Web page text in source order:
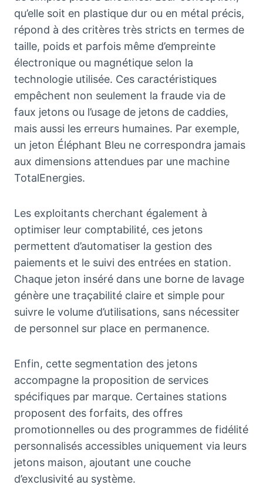
qu’elle soit en plastique dur ou en métal précis,
répond à des critères très stricts en termes de
taille, poids et parfois même d’empreinte
électronique ou magnétique selon la
technologie utilisée. Ces caractéristiques
empêchent non seulement la fraude via de
faux jetons ou l’usage de jetons de caddies,
mais aussi les erreurs humaines. Par exemple,
un jeton Éléphant Bleu ne correspondra jamais
aux dimensions attendues par une machine
TotalEnergies.
Les exploitants cherchant également à
optimiser leur comptabilité, ces jetons
permettent d’automatiser la gestion des
paiements et le suivi des entrées en station.
Chaque jeton inséré dans une borne de lavage
génère une traçabilité claire et simple pour
suivre le volume d’utilisations, sans nécessiter
de personnel sur place en permanence.
Enfin, cette segmentation des jetons
accompagne la proposition de services
spécifiques par marque. Certaines stations
proposent des forfaits, des offres
promotionnelles ou des programmes de fidélité
personnalisés accessibles uniquement via leurs
jetons maison, ajoutant une couche
d’exclusivité au système.